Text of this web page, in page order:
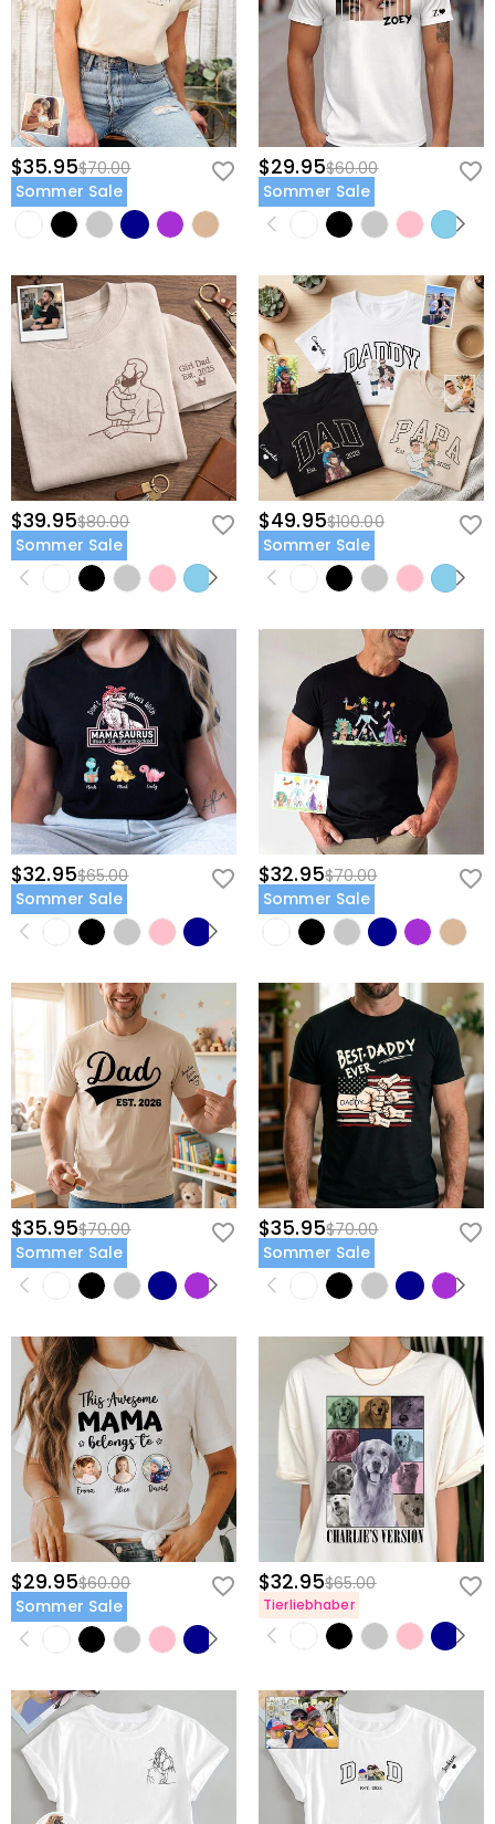
$35.95$70.00
Sommer Sale
$29.95$60.00
Sommer Sale
$39.95$80.00
Sommer Sale
$49.95$100.00
Sommer Sale
$32.95$65.00
Sommer Sale
$32.95$70.00
Sommer Sale
$35.95$70.00
Sommer Sale
$35.95$70.00
Sommer Sale
$29.95$60.00
Sommer Sale
$32.95$65.00
Tierliebhaber